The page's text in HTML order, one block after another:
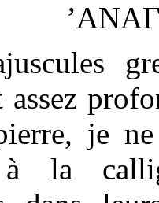
assez
je
la